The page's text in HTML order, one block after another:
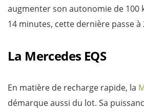
augmenter son autonomie de 100
14 minutes, cette dernière passe à
La Mercedes EQS
En matière de recharge rapide, la
démarque aussi du lot. Sa